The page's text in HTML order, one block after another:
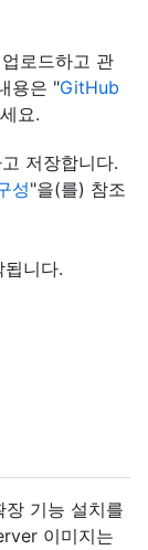
로드하고 관
용은 "GitHub
요.
저장합니다.
성"을(를) 참조
니다.
기능 설치를
이미지는